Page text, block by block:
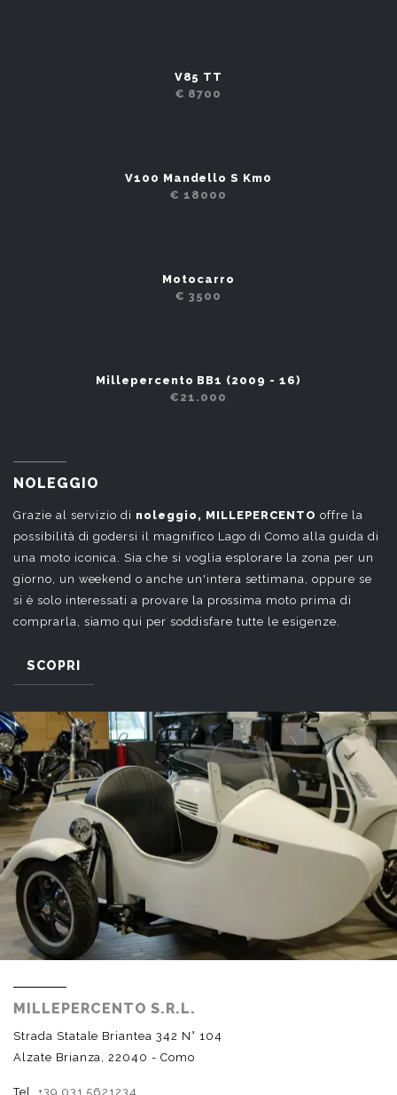
V85 TT
€ 8700
V100 Mandello S Km0
€ 18000
Motocarro
€ 3500
Millepercento BB1 (2009 - 16)
€21.000
NOLEGGIO
Grazie al servizio di noleggio, MILLEPERCENTO offre la
possibilità di godersi il magnifico Lago di Como alla guida di
una moto iconica. Sia che si voglia esplorare la zona per un
giorno, un weekend o anche un'intera settimana, oppure se
si è solo interessati a provare la prossima moto prima di
comprarla, siamo qui per soddisfare tutte le esigenze.
SCOPRI
MILLEPERCENTO S.R.L.
Strada Statale Briantea 342 N° 104
Alzate Brianza, 22040 - Como
Tel. +39 031 5621234